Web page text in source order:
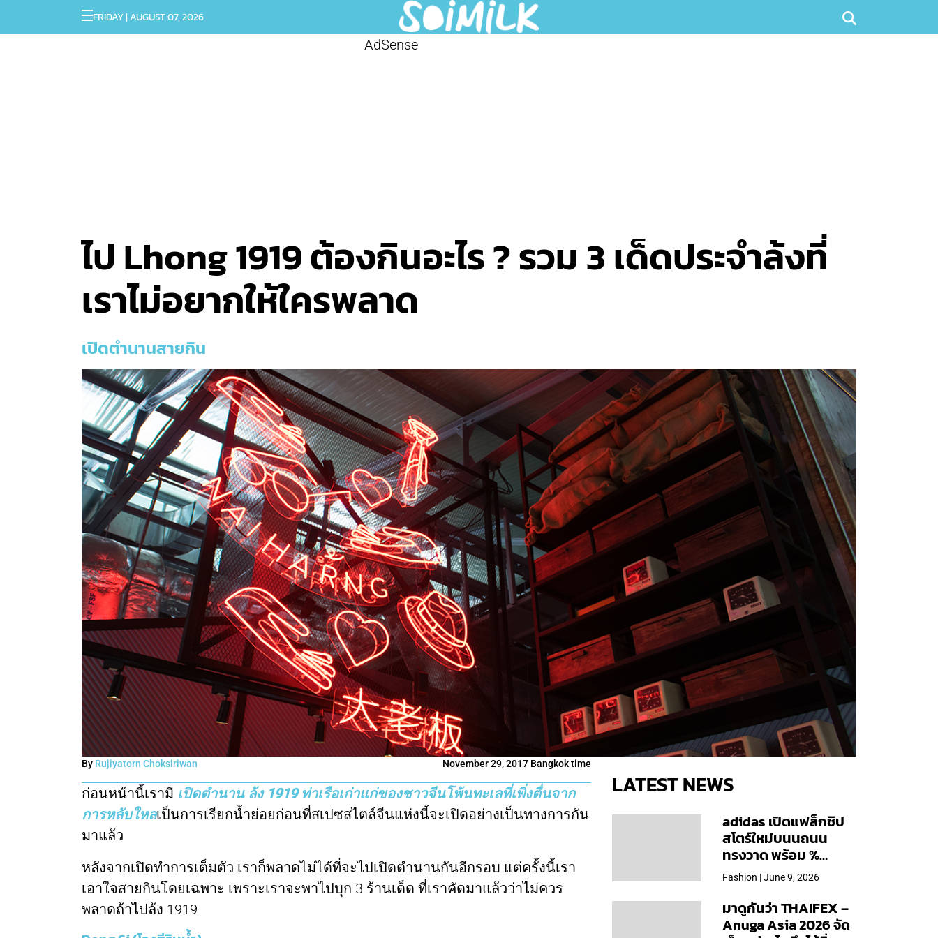
FRIDAY | AUGUST 07, 2026
AdSense
ไป Lhong 1919 ต้องกินอะไร ? รวม 3 เด็ดประจำล้งที่
เราไม่อยากให้ใครพลาด
เปิดตำนานสายกิน
By Rujiyatorn Choksiriwan November 29, 2017 Bangkok time
ก่อนหน้านี้เรามี เปิดตำนาน ล้ง 1919 ท่าเรือเก่าแก่ของชาวจีนโพ้นทะเลที่เพิ่งตื่นจาก
การหลับใหลเป็นการเรียกน้ำย่อยก่อนที่สเปซสไตล์จีนแห่งนี้จะเปิดอย่างเป็นทางการกัน
มาแล้ว
หลังจากเปิดทำการเต็มตัว เราก็พลาดไม่ได้ที่จะไปเปิดตำนานกันอีกรอบ แต่ครั้งนี้เรา
เอาใจสายกินโดยเฉพาะ เพราะเราจะพาไปบุก 3 ร้านเด็ด ที่เราคัดมาแล้วว่าไม่ควร
พลาดถ้าไปล้ง 1919
LATEST NEWS
adidas เปิดแฟล็กชิป
สโตร์ใหม่บนนถนน
ทรงวาด พร้อม %
Arabica และคอลเลก
ชันพิเศษเฉพาะสาขา
Fashion | June 9, 2026
มาดูกันว่า THAIFEX –
Anuga Asia 2026 จัด